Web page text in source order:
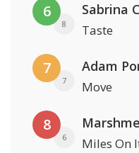
6
8
Sabrina
Taste
7
7
Adam
Move
8
6 Miles On